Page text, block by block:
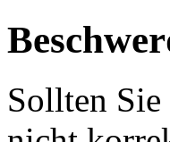
Sollten